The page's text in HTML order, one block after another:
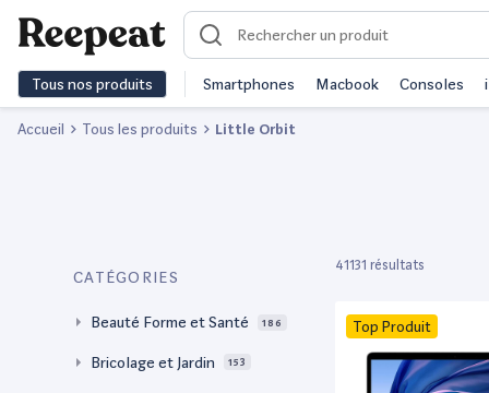
Tous nos produits Smartphones Macbook Consoles
Accueil Tous les produits Little Orbit
CATÉGORIES
Beauté Forme et Santé 186
Bricolage et Jardin 153
41131 résultats
Top Produit